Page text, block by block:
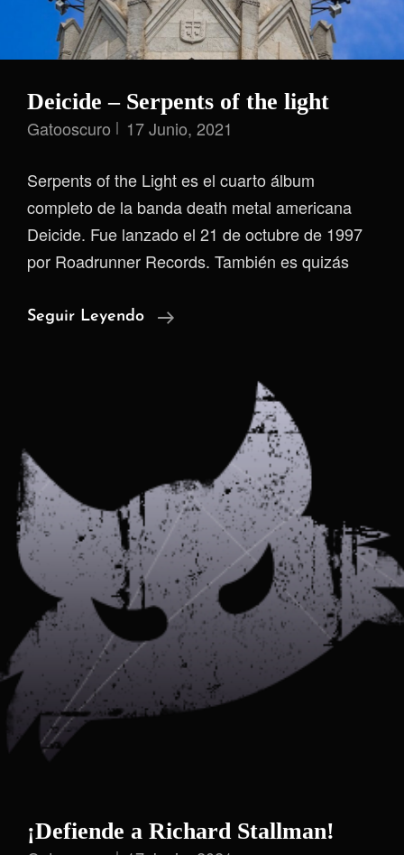
Deicide – Serpents of the light
Gatooscuro 17 Junio, 2021
Serpents of the Light es el cuarto álbum
completo de la banda death metal americana
Deicide. Fue lanzado el 21 de octubre de 1997
por Roadrunner Records. También es quizás
Seguir Leyendo
Deicide
¡Defiende a Richard Stallman!